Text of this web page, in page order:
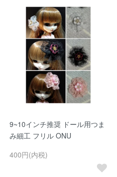
9~10インチ推奨 ドール用つま
み細工 フリル ONU
400円(内税)